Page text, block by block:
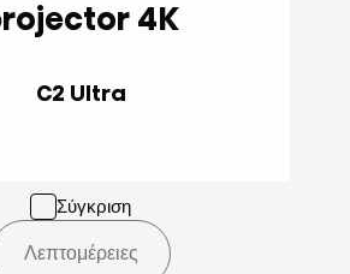
projector 4K
C2 Ultra
Σύγκριση
Λεπτομέρειες